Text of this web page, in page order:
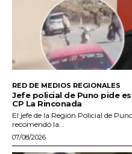
RED DE MEDIOS REGIONALES
Jefe policial de Puno pide
CP La Rinconada
El jefe de la Región Policial de
recomendó la...
07/08/2026